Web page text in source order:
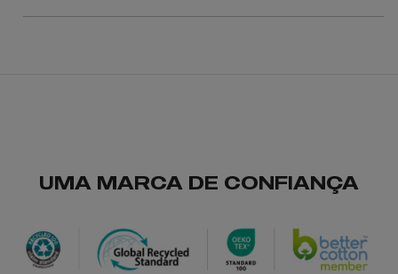
UMA MARCA DE CONFIANÇA